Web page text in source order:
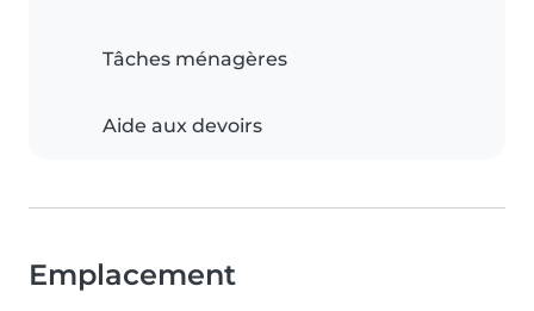
Tâches ménagères
Aide aux devoirs
Emplacement